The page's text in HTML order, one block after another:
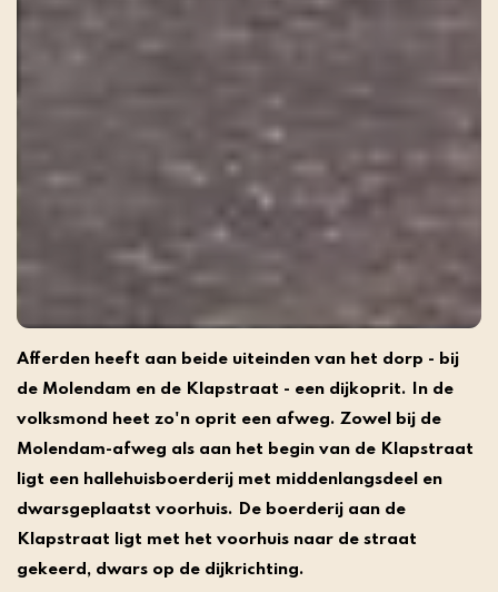
Afferden heeft aan beide uiteinden van het dorp - bij
de Molendam en de Klapstraat - een dijkoprit. In de
volksmond heet zo'n oprit een afweg. Zowel bij de
Molendam-afweg als aan het begin van de Klapstraat
ligt een hallehuisboerderij met middenlangsdeel en
dwarsgeplaatst voorhuis. De boerderij aan de
Klapstraat ligt met het voorhuis naar de straat
gekeerd, dwars op de dijkrichting.